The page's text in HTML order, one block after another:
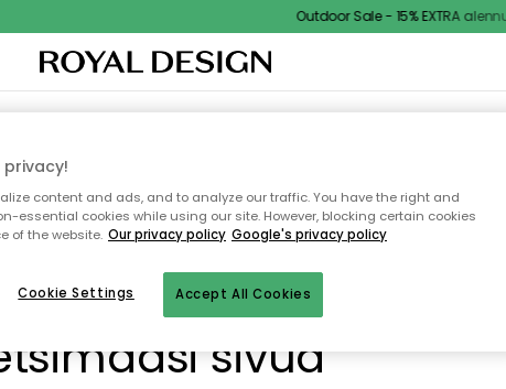
Outdoor Sale - 15% EXTRA
TEKSTIILIT & MATOTKEITTIÖSÄILYTYSULKOKALUSTEET
valitettavasti löydä
sivua
content and ads, and to analyze our traffic. You have the right and
essential cookies while using our site. However, blocking certain cookies
of the website. Our privacy policy Google's privacy policy
Accept All Cookies
Cookie Settings